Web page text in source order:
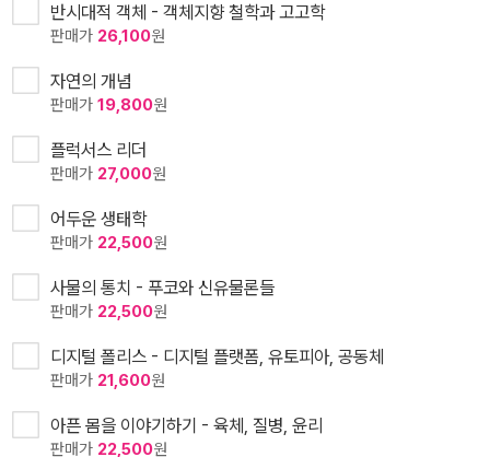
반시대적 객체 - 객체지향 철학과 고고학
판매가 26,100원
자연의 개념
판매가 19,800원
플럭서스 리더
판매가 27,000원
어두운 생태학
판매가 22,500원
사물의 통치 - 푸코와 신유물론들
판매가 22,500원
디지털 폴리스 - 디지털 플랫폼, 유토피아, 공동체
판매가 21,600원
아픈 몸을 이야기하기 - 육체, 질병, 윤리
판매가 22,500원